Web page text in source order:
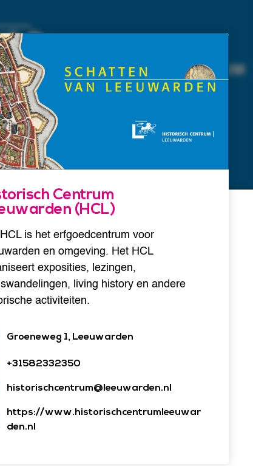
Centrum
(HCL)
is het erfgoedcentrum voor
en omgeving. Het HCL
exposities, lezingen,
living history en andere
activiteiten.
Groeneweg 1, Leeuwarden
+31582332350
historischcentrum@leeuwarden.nl
https://www.historischcentrumleeuwar
den.nl